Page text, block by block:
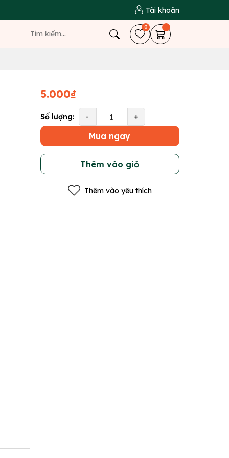
Tài khoản
0
5.000₫
Số lượng: - +
Mua ngay
Thêm vào giỏ
Thêm vào yêu thích